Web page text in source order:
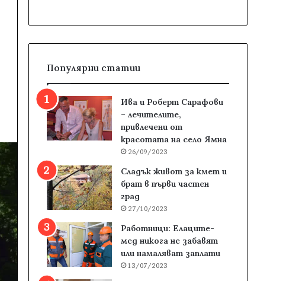
Популярни статии
Ива и Роберт Сарафови
– лечителите,
привлечени от
красотата на село Ямна
26/09/2023
Сладък живот за кмет и
брат в първи частен
град
27/10/2023
Работници: Елаците-
мед никога не забавят
или намаляват заплати
13/07/2023